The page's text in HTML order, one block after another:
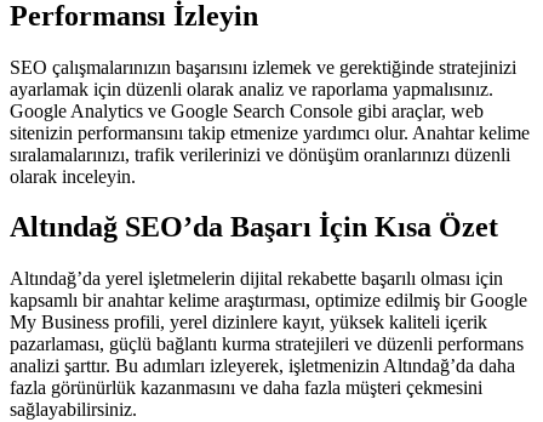
Performansı İzleyin
SEO çalışmalarınızın başarısını izlemek ve gerektiğinde stratejinizi
ayarlamak için düzenli olarak analiz ve raporlama yapmalısınız.
Google Analytics ve Google Search Console gibi araçlar, web
sitenizin performansını takip etmenize yardımcı olur. Anahtar kelime
sıralamalarınızı, trafik verilerinizi ve dönüşüm oranlarınızı düzenli
olarak inceleyin.
Altındağ SEO’da Başarı İçin Kısa Özet
Altındağ’da yerel işletmelerin dijital rekabette başarılı olması için
kapsamlı bir anahtar kelime araştırması, optimize edilmiş bir Google
My Business profili, yerel dizinlere kayıt, yüksek kaliteli içerik
pazarlaması, güçlü bağlantı kurma stratejileri ve düzenli performans
analizi şarttır. Bu adımları izleyerek, işletmenizin Altındağ’da daha
fazla görünürlük kazanmasını ve daha fazla müşteri çekmesini
sağlayabilirsiniz.